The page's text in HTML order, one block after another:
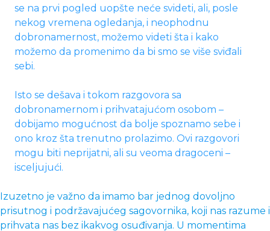
se na prvi pogled uopšte neće svideti, ali, posle
nekog vremena ogledanja, i neophodnu
dobronamernost, možemo videti šta i kako
možemo da promenimo da bi smo se više sviđali
sebi.
Isto se dešava i tokom razgovora sa
dobronamernom i prihvatajućom osobom –
dobijamo mogućnost da bolje spoznamo sebe i
ono kroz šta trenutno prolazimo. Ovi razgovori
mogu biti neprijatni, ali su veoma dragoceni –
isceljujući.
Izuzetno je važno da imamo bar jednog dovoljno
prisutnog i podržavajućeg sagovornika, koji nas razume i
prihvata nas bez ikakvog osuđivanja. U momentima